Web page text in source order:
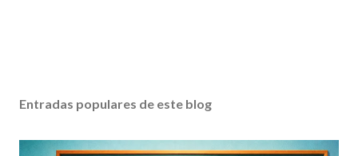
Entradas populares de este blog